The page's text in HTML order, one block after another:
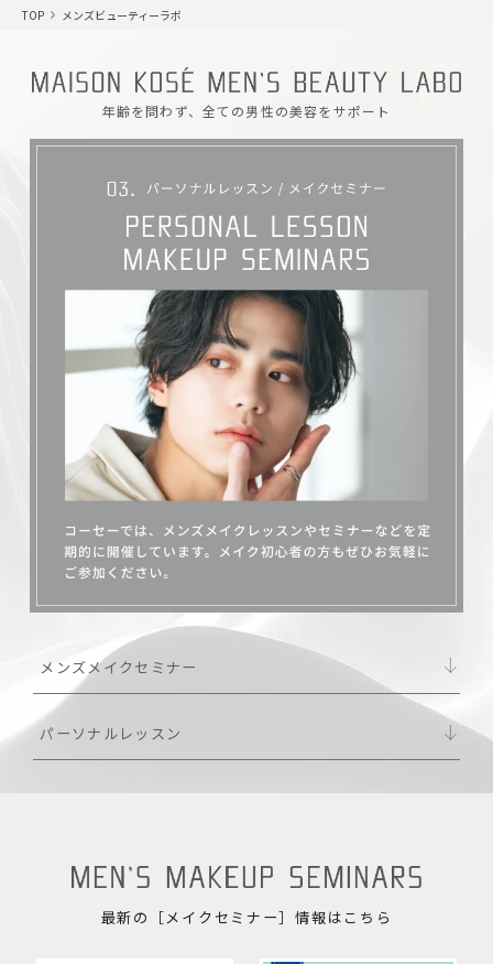
TOP メンズビューティーラボ
年齢を問わず、全ての男性の美容をサポート
メンズメイクセミナー
パーソナルレッスン
最新の［メイクセミナー］情報はこちら